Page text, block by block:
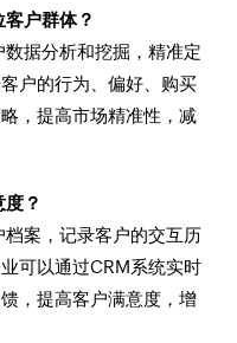
户群体？
据分析和挖掘，精准定
户的行为、偏好、购买
，提高市场精准性，减
？
案，记录客户的交互历
可以通过CRM系统实时
，提高客户满意度，增